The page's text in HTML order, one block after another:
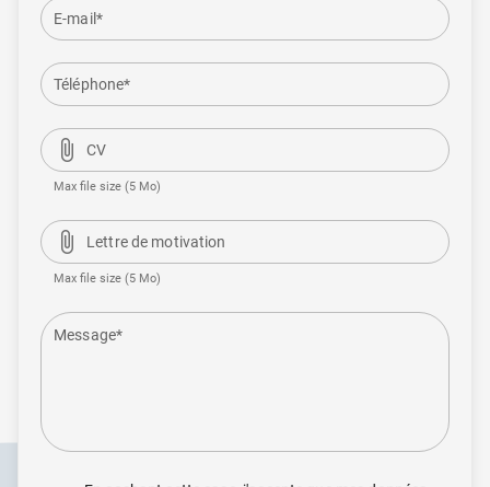
E-mail*
Téléphone*
attach_file CV
Max file size (5 Mo)
attach_file Lettre de motivation
Max file size (5 Mo)